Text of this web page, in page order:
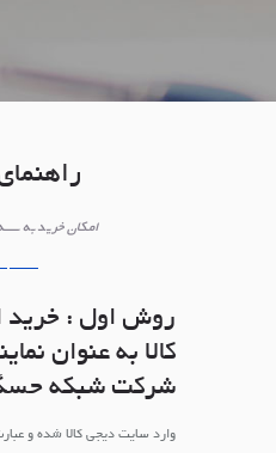
امکان خرید به
روش اول : خرید
کالا به عنوان
شرکت شبکه
وارد سایت دیجی کالا شده و